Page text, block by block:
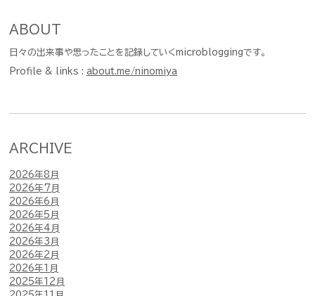
ABOUT
日々の出来事や思ったことを記録していくmicrobloggingです。
Profile & links : about.me/ninomiya
ARCHIVE
2026年8月
2026年7月
2026年6月
2026年5月
2026年4月
2026年3月
2026年2月
2026年1月
2025年12月